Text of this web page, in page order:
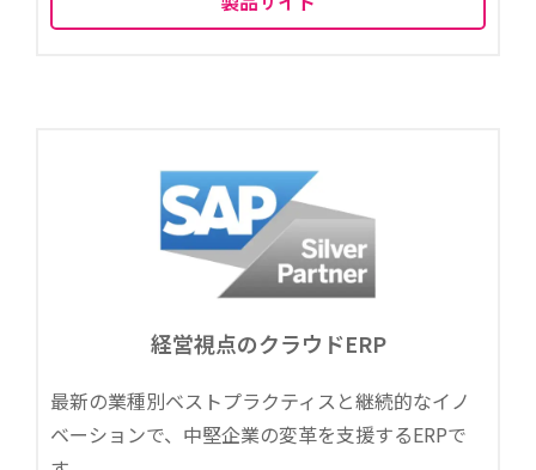
経営視点のクラウドERP
最新の業種別ベストプラクティスと継続的なイノ
ベーションで、中堅企業の変革を支援するERPで